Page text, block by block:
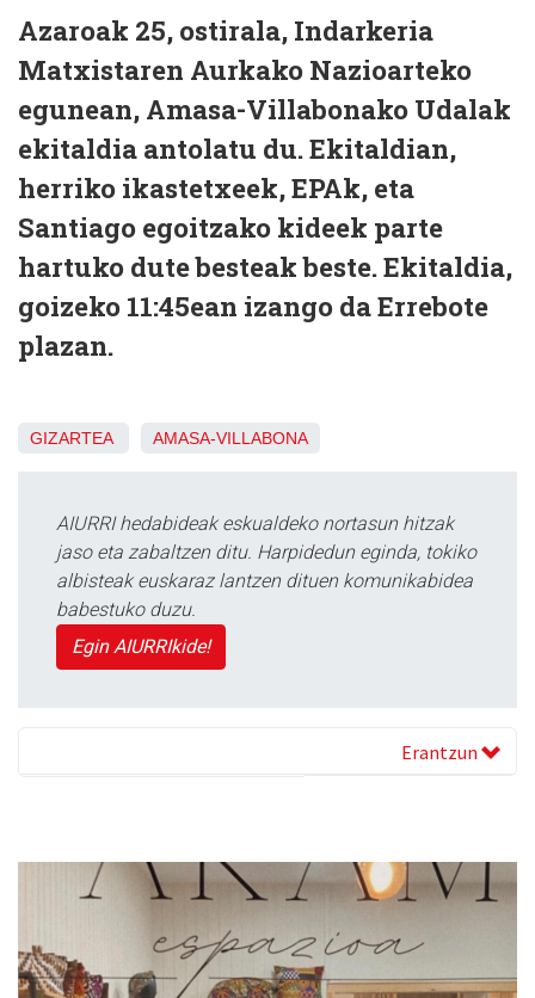
Azaroak 25, ostirala, Indarkeria
Matxistaren Aurkako Nazioarteko
egunean, Amasa-Villabonako Udalak
ekitaldia antolatu du. Ekitaldian,
herriko ikastetxeek, EPAk, eta
Santiago egoitzako kideek parte
hartuko dute besteak beste. Ekitaldia,
goizeko 11:45ean izango da Errebote
plazan.
GIZARTEA AMASA-VILLABONA
AIURRI hedabideak eskualdeko nortasun hitzak
jaso eta zabaltzen ditu. Harpidedun eginda, tokiko
albisteak euskaraz lantzen dituen komunikabidea
babestuko duzu.
Egin AIURRIkide!
Erantzun